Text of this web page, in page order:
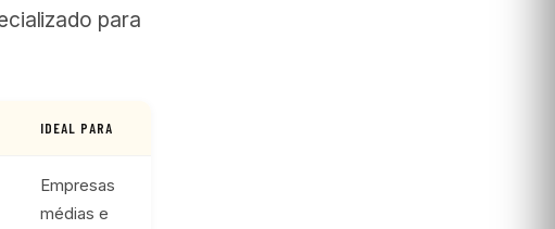
para
IDEAL PARA
Empresas
médias e